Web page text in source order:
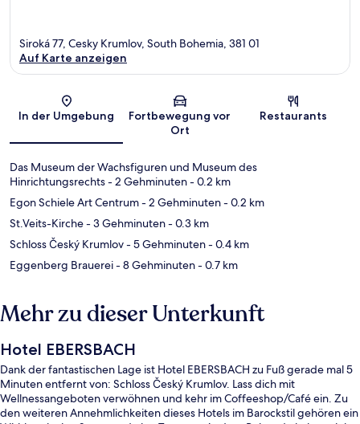
Karte
Siroká 77, Cesky Krumlov, South Bohemia, 381 01
Auf Karte anzeigen
In der Umgebung
Fortbewegung vor
Ort
Restaurants
Das Museum der Wachsfiguren und Museum des
Hinrichtungsrechts- 2 Gehminuten- 0.2 km
Egon Schiele Art Centrum- 2 Gehminuten- 0.2 km
St.Veits-Kirche- 3 Gehminuten- 0.3 km
Schloss Český Krumlov- 5 Gehminuten- 0.4 km
Eggenberg Brauerei- 8 Gehminuten- 0.7 km
Mehr zu dieser Unterkunft
Hotel EBERSBACH
Dank der fantastischen Lage ist Hotel EBERSBACH zu Fuß gerade mal 5
Minuten entfernt von: Schloss Český Krumlov. Lass dich mit
Wellnessangeboten verwöhnen und kehr im Coffeeshop/Café ein. Zu
den weiteren Annehmlichkeiten dieses Hotels im Barockstil gehören ein